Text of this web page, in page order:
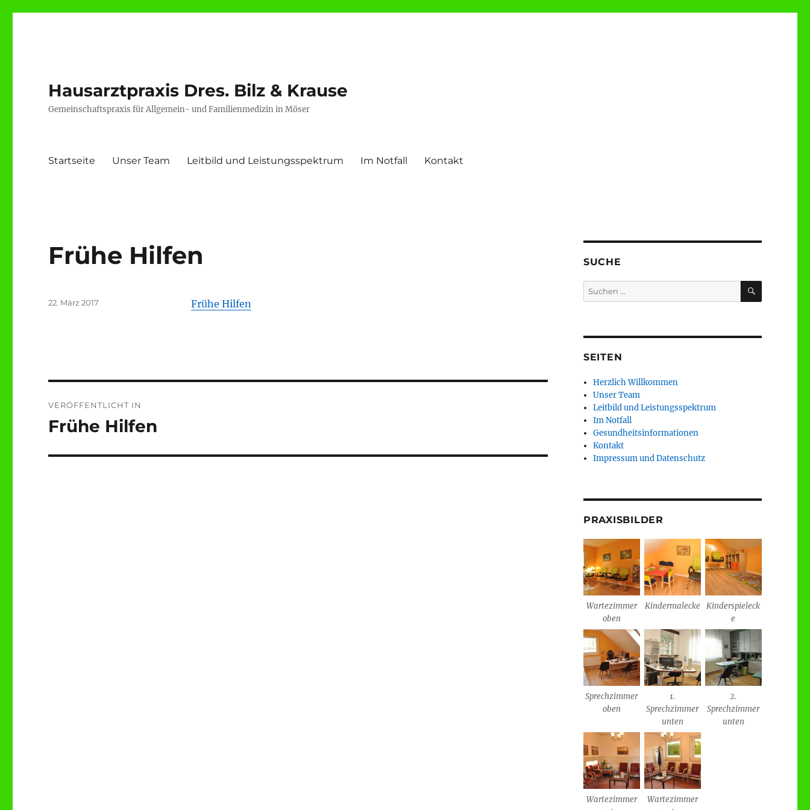
Hausarztpraxis Dres. Bilz & Krause
Gemeinschaftspraxis für Allgemein- und Familienmedizin in Möser
Startseite Unser Team Leitbild und Leistungsspektrum Im Notfall Kontakt
Frühe Hilfen
Frühe Hilfen
Veröffentlicht
22. März 2017
VERÖFFENTLICHT IN
Frühe Hilfen
SUCHE
Suchen
nach:
SUCHEN
SEITEN
Herzlich Willkommen
Unser Team
Leitbild und Leistungsspektrum
Im Notfall
Gesundheitsinformationen
Kontakt
Impressum und Datenschutz
PRAXISBILDER
Wartezimmer
oben
Kindermalecke
Kinderspieleck
e
Sprechzimmer
oben
1.
Sprechzimmer
unten
2.
Sprechzimmer
unten
Wartezimmer
Wartezimmer